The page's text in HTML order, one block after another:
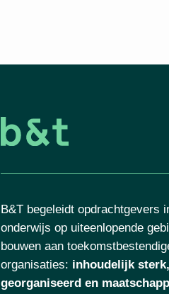
B&T begeleidt opdrachtgevers
onderwijs op uiteenlopende
bouwen aan
organisaties: inhoudelijk
georganiseerd en